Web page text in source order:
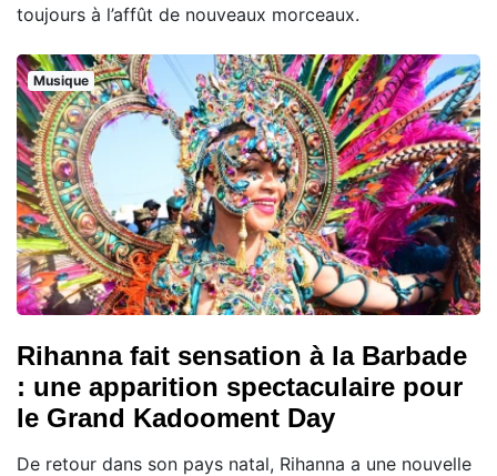
toujours à l’affût de nouveaux morceaux.
Musique
Rihanna fait sensation à la Barbade
: une apparition spectaculaire pour
le Grand Kadooment Day
De retour dans son pays natal, Rihanna a une nouvelle